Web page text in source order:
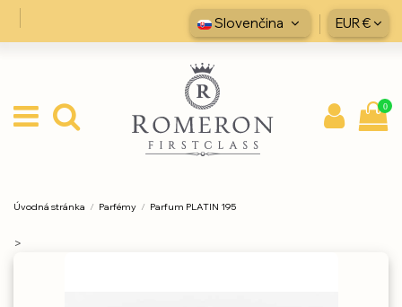
Slovenčina EUR €
0
Úvodná stránka Parfémy Parfum PLATIN 195
>